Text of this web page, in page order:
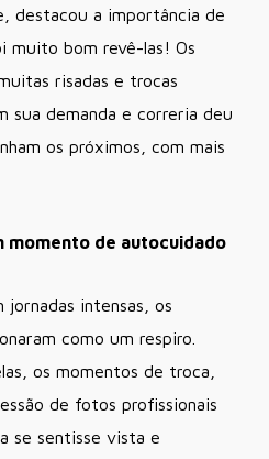
destacou a importância de
muito bom revê-las! Os
risadas e trocas
sua demanda e correria deu
os próximos, com mais
momento de autocuidado
jornadas intensas, os
como um respiro.
os momentos de troca,
de fotos profissionais
se sentisse vista e